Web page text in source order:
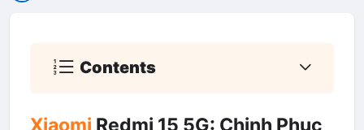
Contents
Xiaomi Redmi 15 5G: Chinh Phục